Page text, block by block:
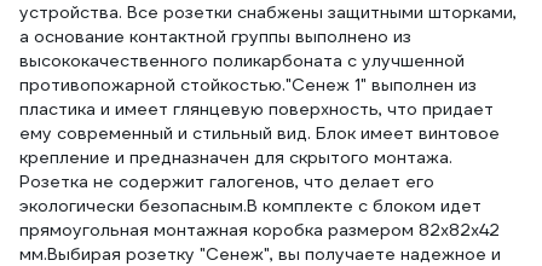
устройства. Все розетки снабжены защитными шторками,
а основание контактной группы выполнено из
высококачественного поликарбоната с улучшенной
противопожарной стойкостью."Сенеж 1" выполнен из
пластика и имеет глянцевую поверхность, что придает
ему современный и стильный вид. Блок имеет винтовое
крепление и предназначен для скрытого монтажа.
Розетка не содержит галогенов, что делает его
экологически безопасным.В комплекте с блоком идет
прямоугольная монтажная коробка размером 82х82х42
мм.Выбирая розетку "Сенеж", вы получаете надежное и